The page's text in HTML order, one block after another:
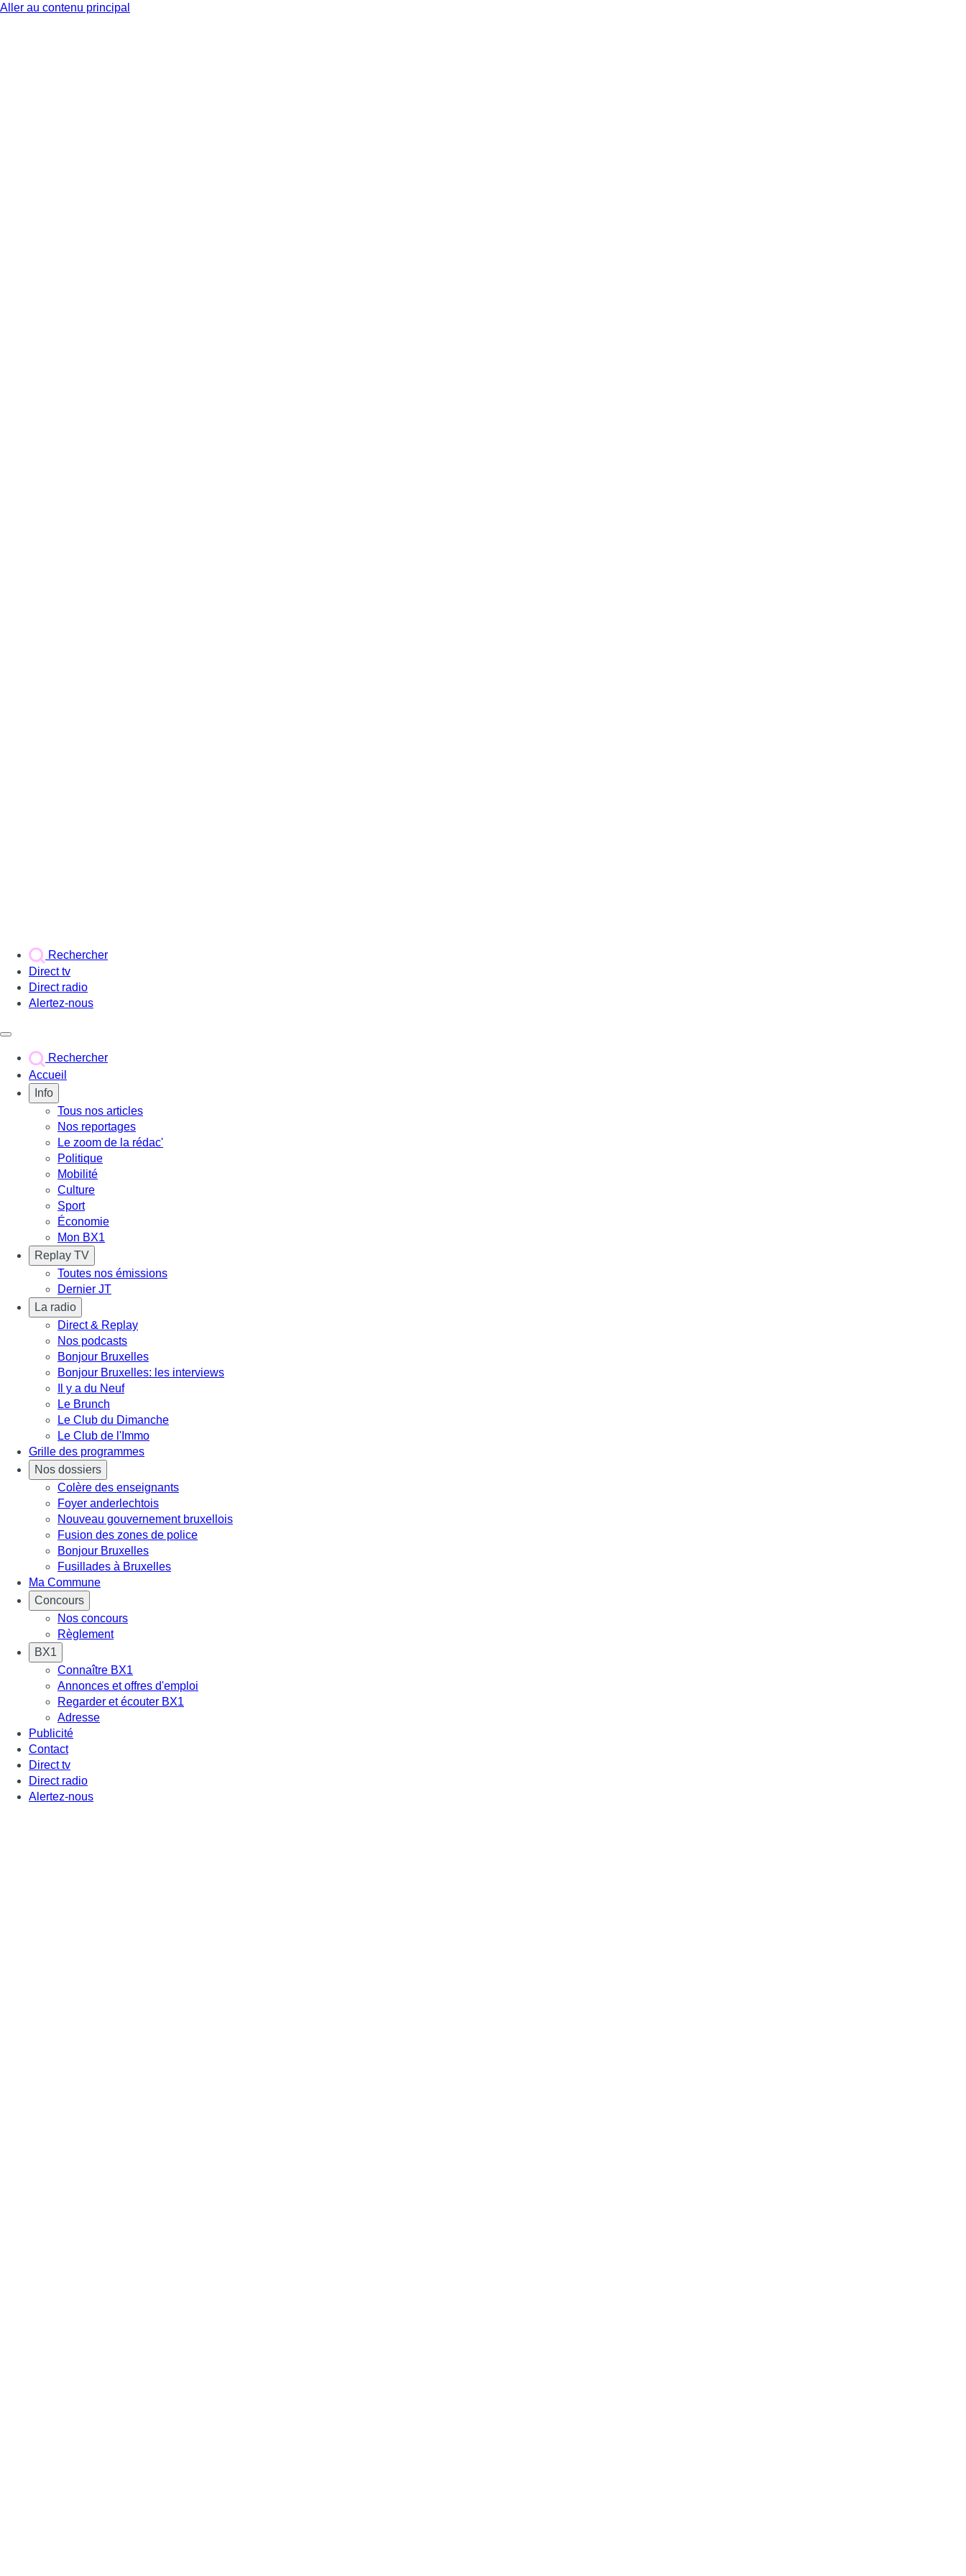
Aller au contenu principal
Rechercher
Direct tv
Direct radio
Alertez-nous
Rechercher
Accueil
Info
Tous nos articles
Nos reportages
Le zoom de la rédac'
Politique
Mobilité
Culture
Sport
Économie
Mon BX1
Replay TV
Toutes nos émissions
Dernier JT
La radio
Direct & Replay
Nos podcasts
Bonjour Bruxelles
Bonjour Bruxelles: les interviews
Il y a du Neuf
Le Brunch
Le Club du Dimanche
Le Club de l'Immo
Grille des programmes
Nos dossiers
Colère des enseignants
Foyer anderlechtois
Nouveau gouvernement bruxellois
Fusion des zones de police
Bonjour Bruxelles
Fusillades à Bruxelles
Ma Commune
Concours
Nos concours
Règlement
BX1
Connaître BX1
Annonces et offres d'emploi
Regarder et écouter BX1
Adresse
Publicité
Contact
Direct tv
Direct radio
Alertez-nous